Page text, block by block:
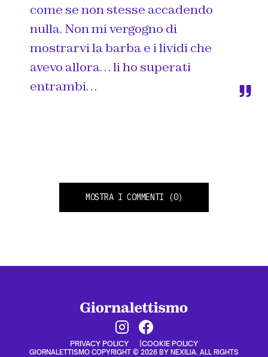
come se non stesse accadendo
nulla. Non mi vergogno di
mostrarvi la barba e i lividi che
avevo allora… li ho superati
entrambi…
MOSTRA I COMMENTI (0)
PRIVACY POLICY COOKIE POLICY
GIORNALETTISMO COPYRIGHT © 2026 BY NEXILIA. ALL RIGHTS